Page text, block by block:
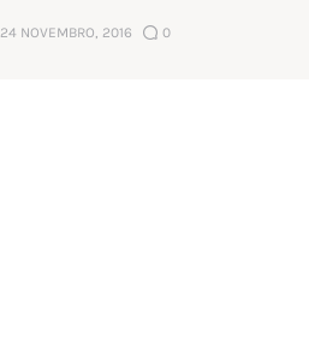
24 NOVEMBRO, 2016 0